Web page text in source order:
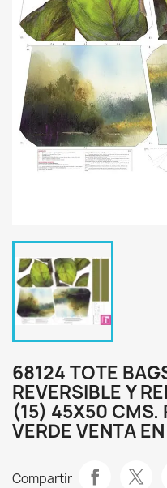
68124 TOTE
REVERSIBLE Y
(15) 45X50 CMS.
VERDE VENTA
Compartir